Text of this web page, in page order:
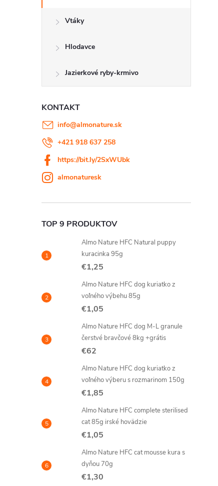
Vtáky
Hlodavce
Jazierkové ryby-krmivo
KONTAKT
info@almonature.sk
+421 918 637 258
https://bit.ly/2SxWUbk
almonaturesk
TOP 9 PRODUKTOV
Almo Nature HFC Natural puppy
kuracinka 95g
€1,25
Almo Nature HFC dog kuriatko z
voľného výbehu 85g
€1,05
Almo Nature HFC dog M-L granule
čerstvé bravčové 8kg +grátis
€62
Almo Nature HFC dog kuriatko z
voľného výberu s rozmarinom 150g
€1,85
Almo Nature HFC complete sterilised
cat 85g irské hovädzie
€1,05
Almo Nature HFC cat mousse kura s
dyňou 70g
€1,30